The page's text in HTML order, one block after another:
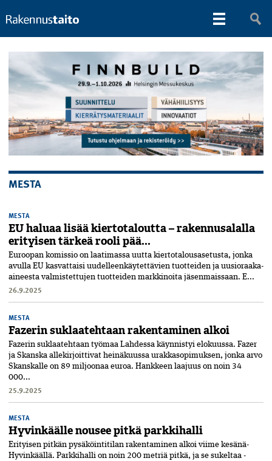
MESTA
MESTA
EU haluaa lisää kiertotaloutta – rakennusalalla
erityisen tärkeä rooli pää...
Euroopan komissio on laatimassa uutta kiertotalousasetusta,­ jonka
avulla EU kasvattaisi uudelleenkäytettävien­ tuotteiden ja uusioraaka-
aineesta valmistettujen tuotteiden markkinoita jäsenmaissaan. E...
26.9.2025
MESTA
Fazerin suklaatehtaan rakentaminen alkoi
Fazerin suklaatehtaan työmaa Lahdessa käynnistyi elokuussa. Fazer
ja Skanska allekirjoittivat heinäkuussa urakkasopimuksen, jonka arvo
Skanskalle on 89 miljoonaa euroa. Hankkeen laajuus on noin 34
000...
25.9.2025
MESTA
Hyvinkäälle nousee pitkä parkkihalli
Erityisen pitkän pysäköintitilan rakentaminen alkoi viime kesänä­
Hyvinkäällä. Parkkihalli on noin 200 metriä pitkä, ja se sukeltaa ­